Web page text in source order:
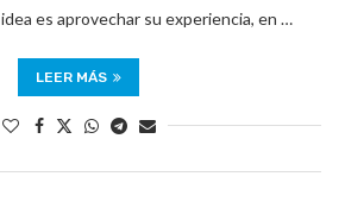
es aprovechar su experiencia, en …
LEER MÁS